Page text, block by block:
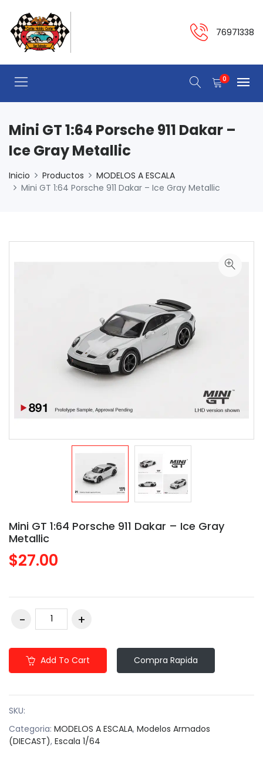
76971338
0
Mini GT 1:64 Porsche 911 Dakar –
Ice Gray Metallic
Inicio Productos
MODELOS A ESCALA
Mini GT 1:64 Porsche 911 Dakar – Ice Gray Metallic
Mini GT 1:64 Porsche 911 Dakar – Ice Gray
Metallic
$27.00
Add To Cart Compra Rapida
SKU:
Categoria: MODELOS A ESCALA, Modelos Armados
(DIECAST), Escala 1/64